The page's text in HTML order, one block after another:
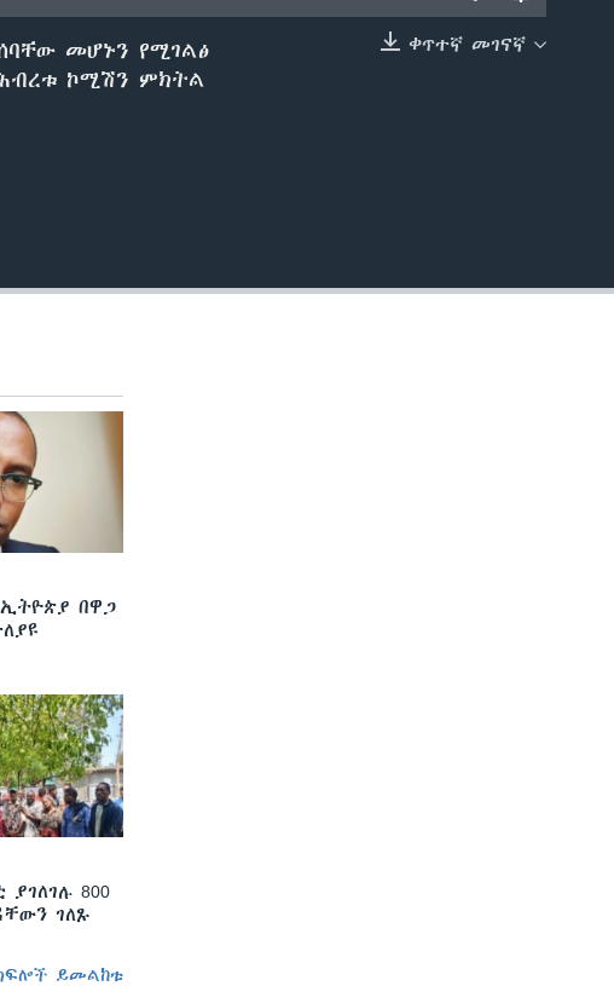
ቀጥተኛ መገናኛ
መሆኑን የሚገልፅ
ኮሚሽን ምክትል
በዋጋ
ያገለገሉ 800
ገለጹ
ይመልከቱ